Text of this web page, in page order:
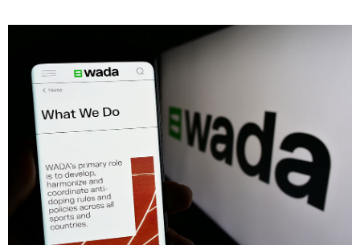
知る学ぶ
SPORT POLICY INCUBATOR ―スポーツ政策の『卵』 ―
Sport Topics
スポーツ 歴史の検証
スポーツ辞典
SSF BOOKS